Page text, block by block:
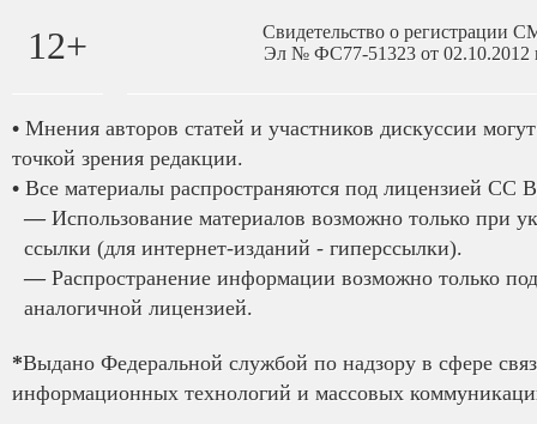
12+
Свидетельство о регистрации
Эл № ФС77-51323 от 02.10.2012
• Мнения авторов статей и участников дискуссии
точкой зрения редакции.
• Все материалы распространяются под лицензией CC
—Использование материалов возможно только при
ссылки (для интернет-изданий - гиперссылки).
—Распространение информации возможно только
аналогичной лицензией.
*Выдано Федеральной службой по надзору в сфере
информационных технологий и массовых